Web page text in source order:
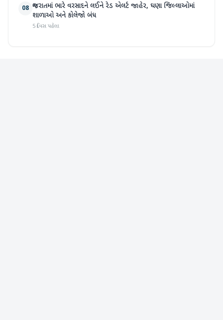
08 ગુજરાતમાં ભારે વરસાદને લઈને રેડ એલર્ટ જાહેર, ઘણા જિલ્લાઓમાં
શાળાઓ અને કોલેજો બંધ
5 દિવસ પહેલા